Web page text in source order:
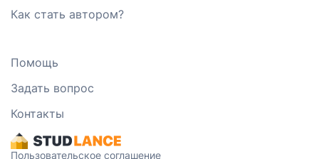
Как стать автором?
Помощь
Задать вопрос
Контакты
Пользовательское соглашение